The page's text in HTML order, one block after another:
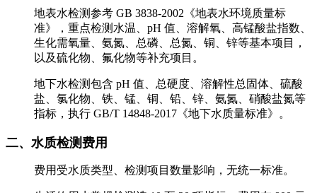
地表水检测参考 GB 3838-2002《地表水环境质量标
准》，重点检测水温、pH 值、溶解氧、高锰酸盐指数、
生化需氧量、氨氮、总磷、总氮、铜、锌等基本项目，
以及硫化物、氟化物等补充项目。
地下水检测包含 pH 值、总硬度、溶解性总固体、硫酸
盐、氯化物、铁、锰、铜、铅、锌、氨氮、硝酸盐氮等
指标，执行 GB/T 14848-2017《地下水质量标准》。
二、水质检测费用
费用受水质类型、检测项目数量影响，无统一标准。